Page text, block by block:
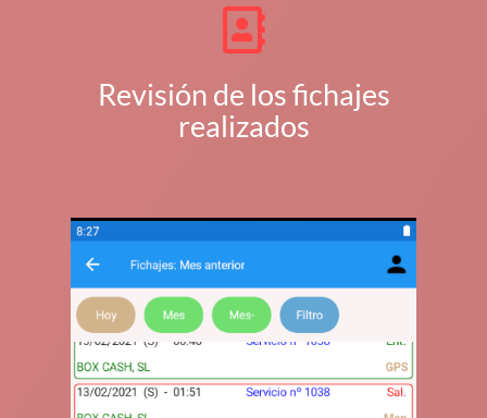
Revisión de los fichajes
realizados